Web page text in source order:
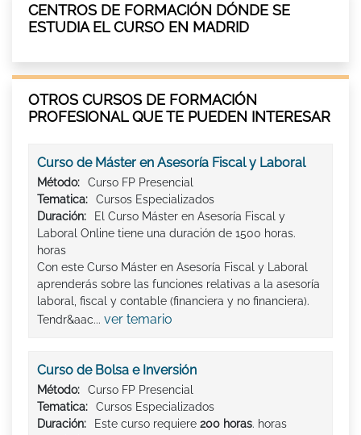
CENTROS DE FORMACIÓN DÓNDE SE
ESTUDIA EL CURSO EN MADRID
OTROS CURSOS DE FORMACIÓN
PROFESIONAL QUE TE PUEDEN INTERESAR
Curso de Máster en Asesoría Fiscal y Laboral
Método:
Curso FP Presencial
Tematica:
Cursos Especializados
Duración:
El Curso Máster en Asesoría Fiscal y
Laboral Online tiene una duración de 1500 horas.
horas
Con este Curso Máster en Asesoría Fiscal y Laboral
aprenderás sobre las funciones relativas a la asesoría
laboral, fiscal y contable (financiera y no financiera).
Tendr&aac... ver temario
Curso de Bolsa e Inversión
Método:
Curso FP Presencial
Tematica:
Cursos Especializados
Duración:
Este curso requiere 200 horas. horas